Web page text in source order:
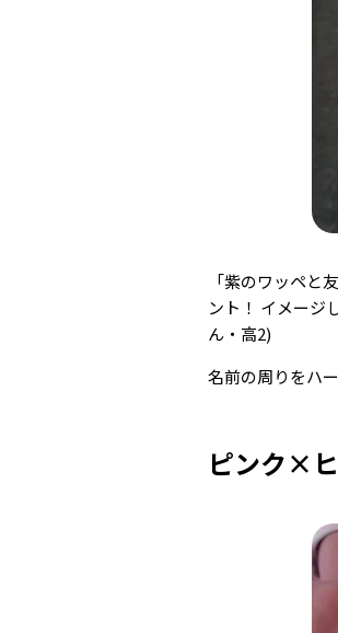
「紫のワッペ
ント！ イメージ
ん・高2)
名前の周りをハ
ピンク×